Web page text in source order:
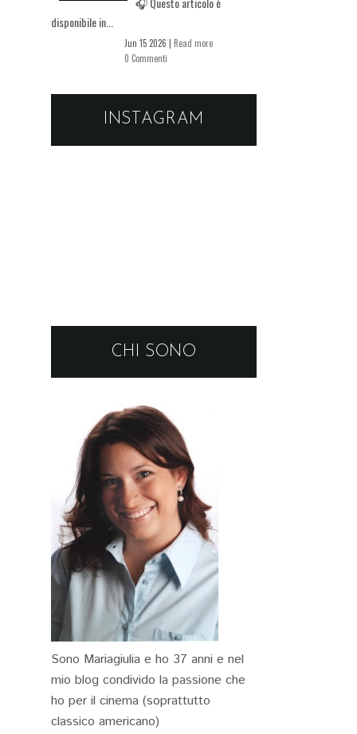
disponibile in...
Jun 15 2026 | Read more
0 Commenti
INSTAGRAM
CHI SONO
Sono Mariagiulia e ho 37 anni e nel
mio blog condivido la passione che
ho per il cinema (soprattutto
classico americano)